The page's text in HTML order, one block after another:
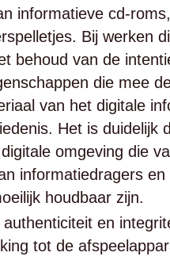
informatieve cd-
Bij werken
behoud van de
die mee
van het digitale
Het is duidelijk
omgeving die
informatiedragers
houdbaar zijn.
en
tot de